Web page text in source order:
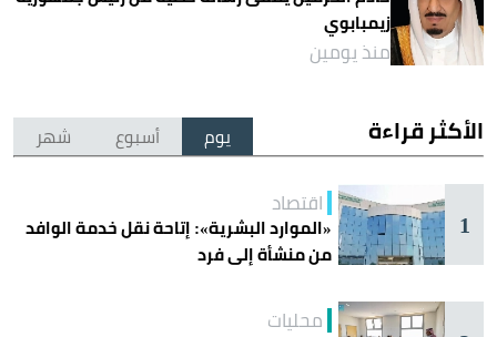
زيمبابوي
منذ يومين
الأكثر قراءة يوم أسبوع شهر
1
اقتصاد
«الموارد البشرية»: إتاحة نقل خدمة الوافد
من منشأة إلى فرد
محليات